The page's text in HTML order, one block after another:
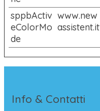
sppbActiv
eColorMo
de
www.new
assistent.it
Info & Contatti